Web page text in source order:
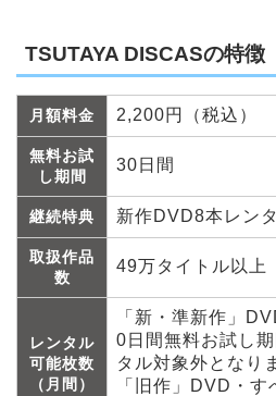
TSUTAYA DISCASの特徴
月額料金 2,200円（税込）
無料お試
し期間
30日間
継続特典 新作DVD8本レン
取扱作品
数
49万タイトル以上
レンタル
可能枚数
（月間）
「新・準新作」
0日間無料お試し
タル対象外となり
「旧作」DVD・